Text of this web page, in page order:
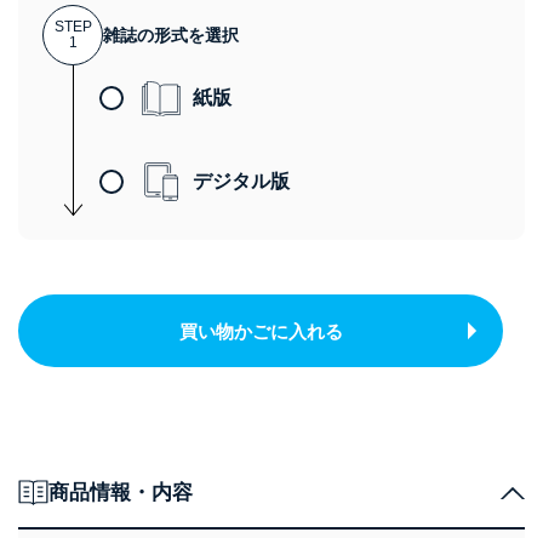
STEP
1
雑誌の形式を選択
紙版
デジタル版
買い物かごに入れる
商品情報・内容